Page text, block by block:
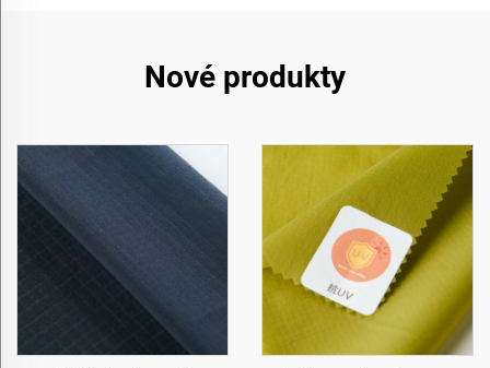
Nové produkty